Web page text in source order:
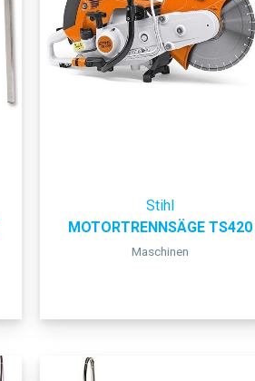
Stihl
MOTORTRENNSÄGE TS420
Maschinen